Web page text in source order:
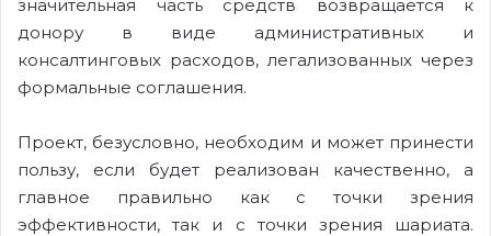
значительная часть средств возвращается к
донору в виде административных и
консалтинговых расходов, легализованных через
формальные соглашения.
Проект, безусловно, необходим и может принести
пользу, если будет реализован качественно, а
главное правильно как с точки зрения
эффективности, так и с точки зрения шариата.